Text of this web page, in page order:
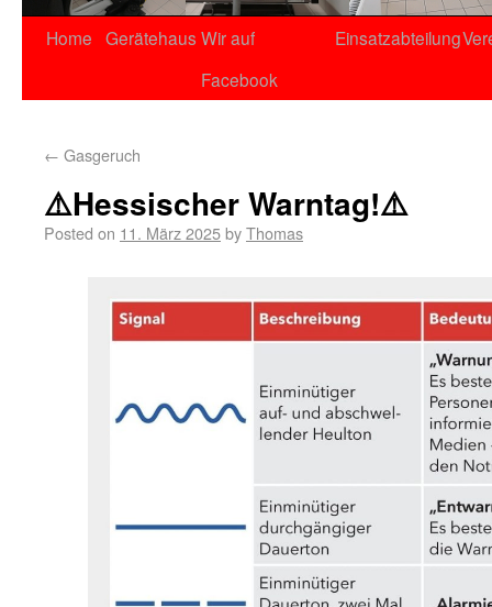
Home Gerätehaus Wir auf
Facebook
Einsatzabteilung
← Gasgeruch
⚠️Hessischer Warntag!⚠️
Posted on 11. März 2025byThomas